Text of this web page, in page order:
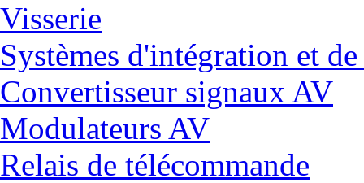
Visserie
Systèmes d'intégration et
Convertisseur signaux AV
Modulateurs AV
Relais de télécommande